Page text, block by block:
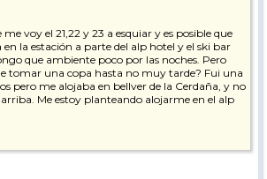
voy el 21,22 y 23 a esquiar y es posible que
en la estación a parte del alp hotel y el ski bar
que ambiente poco por las noches. Pero
tomar una copa hasta no muy tarde? Fui una
pero me alojaba en bellver de la Cerdaña, y no
arriba. Me estoy planteando alojarme en el alp